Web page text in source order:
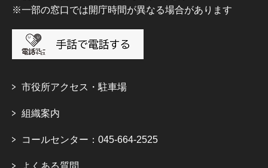
※一部の窓口では開庁時間が異なる場合があります
市役所アクセス・駐車場
組織案内
コールセンター：045-664-2525
よくある質問